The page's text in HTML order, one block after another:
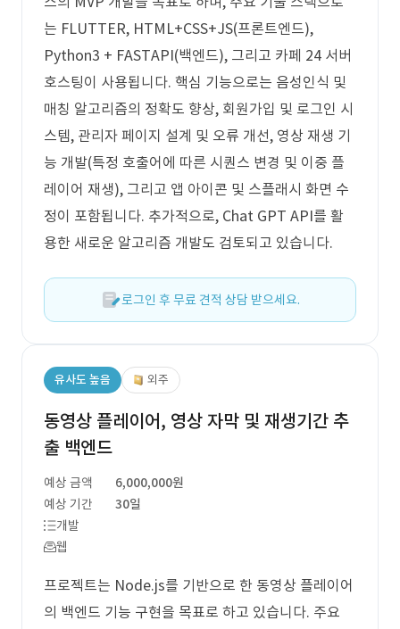
는 FLUTTER, HTML+CSS+JS(프론트엔드),
Python3 + FASTAPI(백엔드), 그리고 카페 24 서버
호스팅이 사용됩니다. 핵심 기능으로는 음성인식 및
매칭 알고리즘의 정확도 향상, 회원가입 및 로그인 시
스템, 관리자 페이지 설계 및 오류 개선, 영상 재생 기
능 개발(특정 호출어에 따른 시퀀스 변경 및 이중 플
레이어 재생), 그리고 앱 아이콘 및 스플래시 화면 수
정이 포함됩니다. 추가적으로, Chat GPT API를 활
용한 새로운 알고리즘 개발도 검토되고 있습니다.
로그인 후 무료 견적 상담 받으세요.
유사도 높음 외주
동영상 플레이어, 영상 자막 및 재생기간 추
출 백엔드
예상 금액
6,000,000원
예상 기간
30일
개발
웹
프로젝트는 Node.js를 기반으로 한 동영상 플레이어
의 백엔드 기능 구현을 목표로 하고 있습니다. 주요